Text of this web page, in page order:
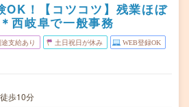
OK！【コツコツ】残業ほぼ
西岐阜で一般事務
支給あり 土日祝日が休み WEB登録OK
歩10分